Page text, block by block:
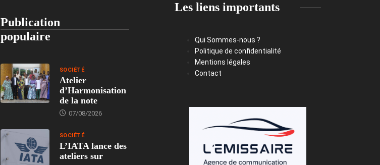
Publication
populaire
SOCIÉTÉ
Atelier
d’Harmonisation
de la note
07/08/2026
SOCIÉTÉ
L’IATA lance des
ateliers sur
Les liens importants
Qui Sommes-nous ?
Politique de confidentialité
Mentions légales
Contact